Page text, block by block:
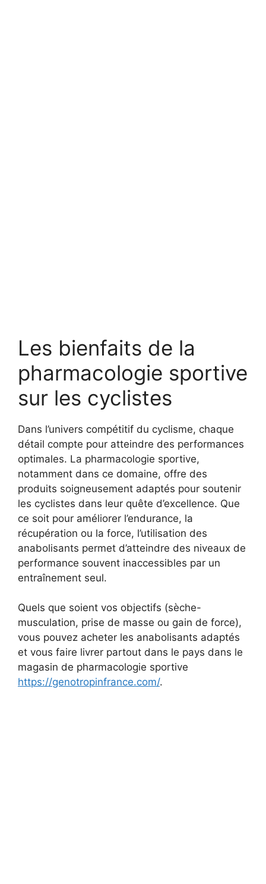
Les bienfaits de la
pharmacologie sportive
sur les cyclistes
Dans l’univers compétitif du cyclisme, chaque
détail compte pour atteindre des performances
optimales. La pharmacologie sportive,
notamment dans ce domaine, offre des
produits soigneusement adaptés pour soutenir
les cyclistes dans leur quête d’excellence. Que
ce soit pour améliorer l’endurance, la
récupération ou la force, l’utilisation des
anabolisants permet d’atteindre des niveaux de
performance souvent inaccessibles par un
entraînement seul.
Quels que soient vos objectifs (sèche-
musculation, prise de masse ou gain de force),
vous pouvez acheter les anabolisants adaptés
et vous faire livrer partout dans le pays dans le
magasin de pharmacologie sportive
https://genotropinfrance.com/.